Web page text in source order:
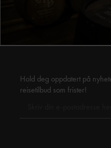
Hold deg oppdatert på
reisetilbud som frister!